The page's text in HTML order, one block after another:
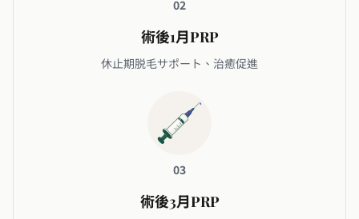
02
術後1月PRP
休止期脱毛サポート、治癒促進
03
術後3月PRP